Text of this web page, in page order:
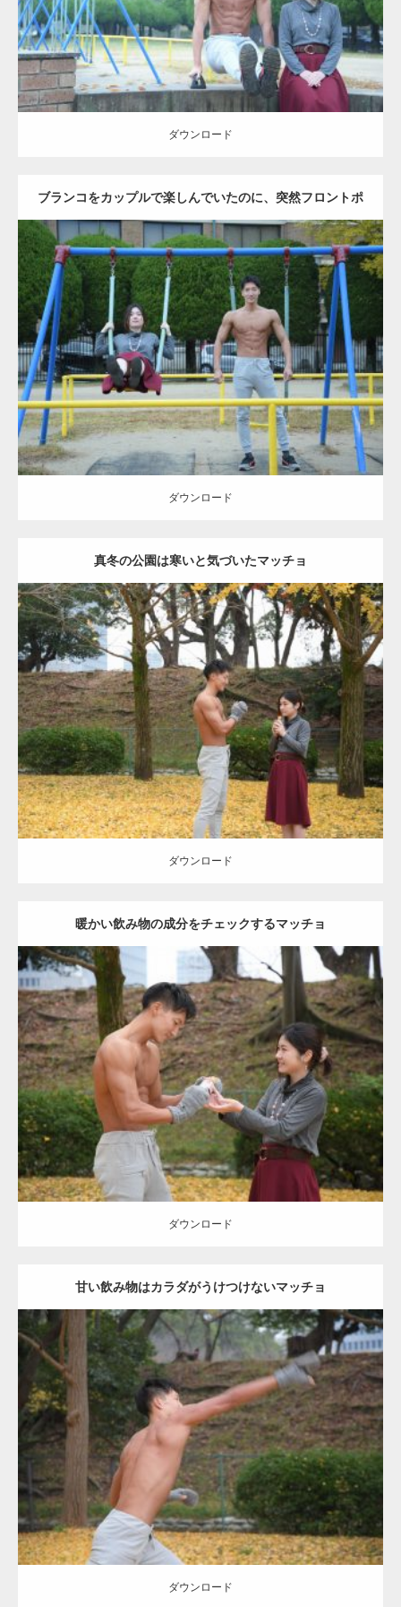
ダウンロード
ダウンロード
ブランコをカップルで楽しんでいたのに、突然フロントポ
ーズをするマッチョ
Update: 2021.07.6
Category:公園のマッチョ その他 AKIHITO(細マッチョ) 腹筋 大胸筋
ダウンロード
ダウンロード
真冬の公園は寒いと気づいたマッチョ
Update: 2021.07.8
Category:公園のマッチョ その他 AKIHITO(細マッチョ) 上腕三頭筋
肩
ダウンロード
ダウンロード
暖かい飲み物の成分をチェックするマッチョ
Update:2021.07.8
Category:公園のマッチョ その他 AKIHITO(細マッチョ) 上腕三頭筋
肩
ダウンロード
ダウンロード
甘い飲み物はカラダがうけつけないマッチョ
Update:2021.07.8
Category: 公園のマッチョ その他 AKIHITO(細マッチョ) 背中
ダウンロード
ダウンロード